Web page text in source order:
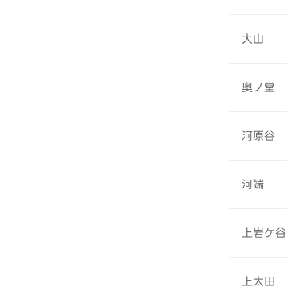
大山
奥ノ堂
河原谷
河端
上岩ケ谷
上太田